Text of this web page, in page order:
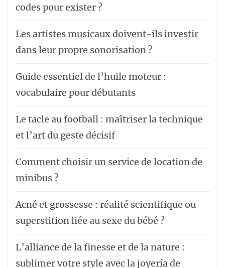
codes pour exister ?
Les artistes musicaux doivent-ils investir
dans leur propre sonorisation ?
Guide essentiel de l’huile moteur :
vocabulaire pour débutants
Le tacle au football : maîtriser la technique
et l’art du geste décisif
Comment choisir un service de location de
minibus ?
Acné et grossesse : réalité scientifique ou
superstition liée au sexe du bébé ?
L’alliance de la finesse et de la nature :
sublimer votre style avec la joyería de